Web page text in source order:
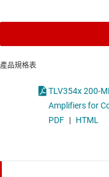
產品規格表
TLV354x 200-MHz, Rail-
Amplifiers for
PDF | HTML